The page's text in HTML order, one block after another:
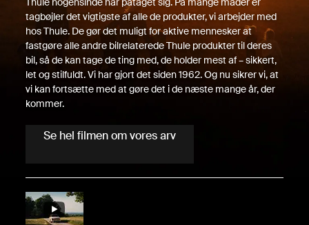
tagbøjler det vigtigste af alle de produkter, vi arbejder med
hos Thule. De gør det muligt for aktive mennesker at
fastgøre alle andre bilrelaterede Thule produkter til deres
bil, så de kan tage de ting med, de holder mest af – sikkert,
let og stilfuldt. Vi har gjort det siden 1962. Og nu sikrer vi, at
vi kan fortsætte med at gøre det i de næste mange år, der
kommer.
Se hel filmen om vores arv